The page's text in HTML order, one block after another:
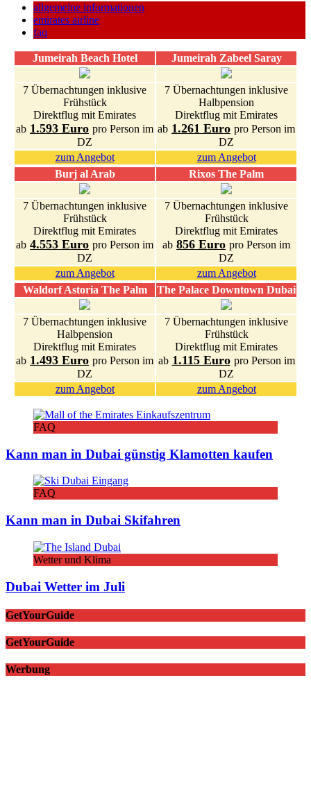
allgemeine informationen
emirates airline
faq
Jumeirah Beach Hotel Jumeirah Zabeel Saray
7 Übernachtungen inklusive
Frühstück
Direktflug mit Emirates
ab 1.593 Euro pro Person im
DZ
7 Übernachtungen inklusive
Halbpension
Direktflug mit Emirates
ab 1.261 Euro pro Person im
DZ
zum Angebot
zum Angebot
Burj al Arab
Rixos The Palm
7 Übernachtungen inklusive
Frühstück
Direktflug mit Emirates
ab 4.553 Euro pro Person im
DZ
7 Übernachtungen inklusive
Frühstück
Direktflug mit Emirates
ab 856 Euro pro Person im
DZ
zum Angebot
zum Angebot
Waldorf Astoria The Palm
The Palace Downtown Dubai
7 Übernachtungen inklusive
Halbpension
Direktflug mit Emirates
ab 1.493 Euro pro Person im
DZ
7 Übernachtungen inklusive
Frühstück
Direktflug mit Emirates
ab 1.115 Euro pro Person im
DZ
zum Angebot
zum Angebot
FAQ
Kann man in Dubai günstig Klamotten kaufen
FAQ
Kann man in Dubai Skifahren
Wetter und Klima
Dubai Wetter im Juli
GetYourGuide
GetYourGuide
Werbung